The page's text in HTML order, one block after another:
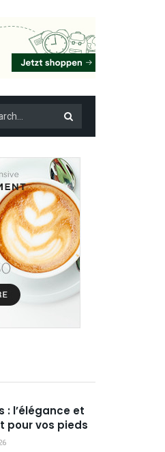
: l’élégance et
pour vos pieds